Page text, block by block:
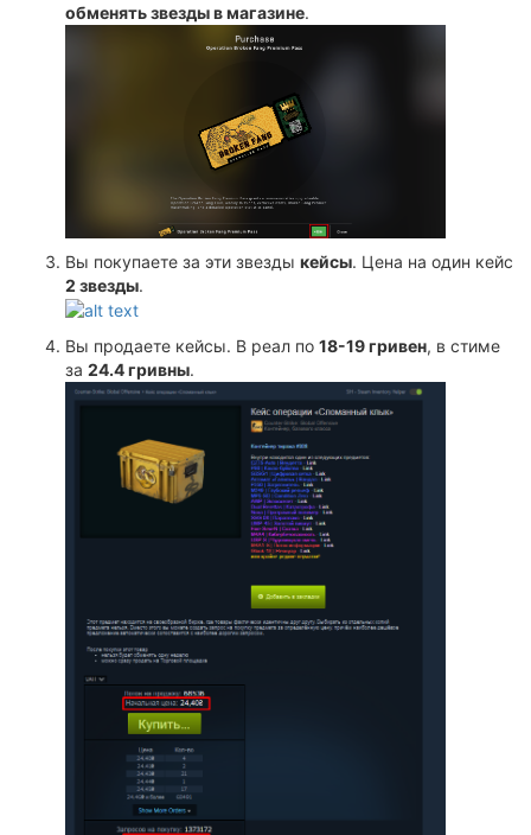
обменять звезды в магазине.
Вы покупаете за эти звезды кейсы. Цена на один кейс
2 звезды.
Вы продаете кейсы. В реал по 18-19 гривен, в стиме
за 24.4 гривны.